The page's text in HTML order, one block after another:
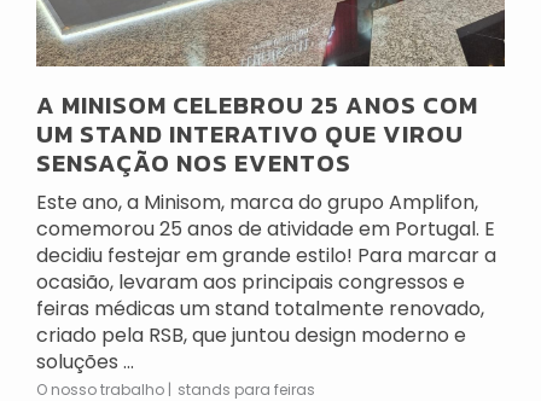
A MINISOM CELEBROU 25 ANOS COM
UM STAND INTERATIVO QUE VIROU
SENSAÇÃO NOS EVENTOS
Este ano, a Minisom, marca do grupo Amplifon,
comemorou 25 anos de atividade em Portugal. E
decidiu festejar em grande estilo! Para marcar a
ocasião, levaram aos principais congressos e
feiras médicas um stand totalmente renovado,
criado pela RSB, que juntou design moderno e
soluções ...
O nosso trabalho stands para feiras